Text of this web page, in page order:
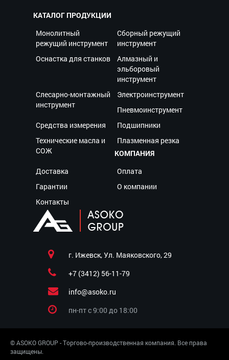
КАТАЛОГ ПРОДУКЦИИ
Монолитный
режущий инструмент
Сборный режущий
инструмент
Оснастка для станков
Алмазный и
эльборовый
инструмент
Слесарно-монтажный
инструмент
Электроинструмент
Пневмоинструмент
Средства измерения
Подшипники
Технические масла и
СОЖ
Плазменная резка
КОМПАНИЯ
Доставка
Оплата
Гарантии
О компании
Контакты
г. Ижевск, Ул. Маяковского, 29
+7 (3412) 56-11-79
info@asoko.ru
пн-пт c 9:00 до 18:00
© ASOKO GROUP - Торгово-производственная компания. Все права
защищены.